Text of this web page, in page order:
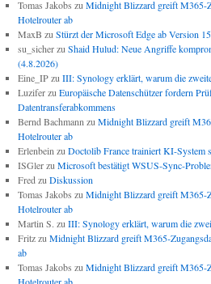
Tomas Jakobs zu Midnight Blizzard greift M365-
Hotelrouter ab
MaxB zu Stürzt der Microsoft Edge ab Version
su_sicherzu Shaid Hulud: Neue Angriffe
(4.8.2026)
Eine_IPzu III: Synology erklärt, warum die
Luziferzu Europäische Datenschützer fordern
Datentransferabkommens
Bernd Bachmann zu Midnight Blizzard greift
Hotelrouter ab
Erlenbein zu Doctolib France trainiert KI-System
ISGlerzu Microsoft bestätigt WSUS-Sync-
Fred zu Diskussion
Tomas Jakobs zu Midnight Blizzard greift M365-
Hotelrouter ab
Martin S. zu III: Synology erklärt, warum die
Fritzzu Midnight Blizzard greift M365-
ab
Tomas Jakobs zu Midnight Blizzard greift M365-